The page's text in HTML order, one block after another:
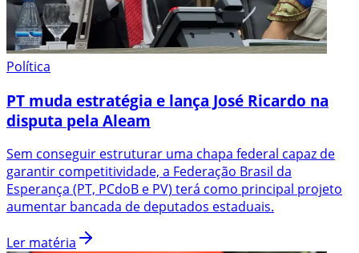
Política
PT muda estratégia e lança José Ricardo na
disputa pela Aleam
Sem conseguir estruturar uma chapa federal capaz de
garantir competitividade, a Federação Brasil da
Esperança (PT, PCdoB e PV) terá como principal projeto
aumentar bancada de deputados estaduais.
Ler matéria